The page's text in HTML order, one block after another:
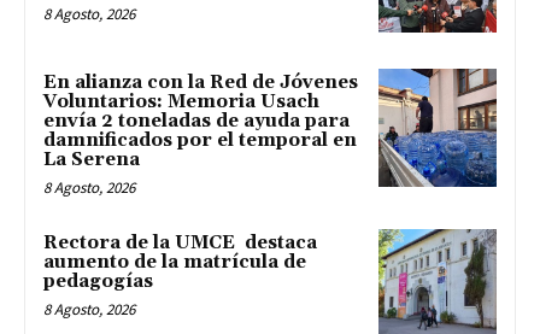
8 Agosto, 2026
En alianza con la Red de Jóvenes
Voluntarios: Memoria Usach
envía 2 toneladas de ayuda para
damnificados por el temporal en
La Serena
8 Agosto, 2026
Rectora de la UMCE destaca
aumento de la matrícula de
pedagogías
8 Agosto, 2026